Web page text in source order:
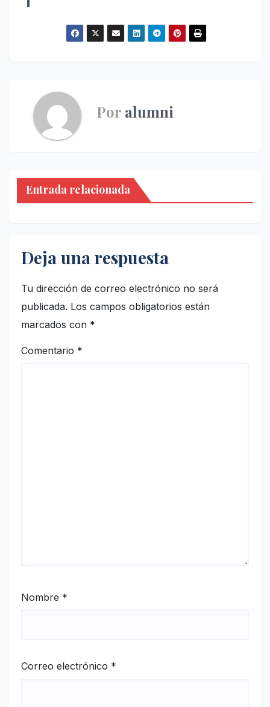
Por alumni
Entrada relacionada
Deja una respuesta
Tu dirección de correo electrónico no será
publicada. Los campos obligatorios están
marcados con *
Comentario *
Nombre *
Correo electrónico *